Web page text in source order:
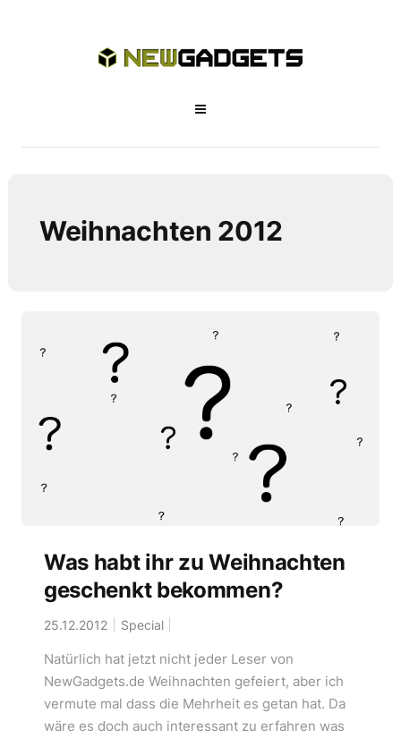
Weihnachten 2012
Was habt ihr zu Weihnachten
geschenkt bekommen?
25.12.2012 Special
Natürlich hat jetzt nicht jeder Leser von
NewGadgets.de Weihnachten gefeiert, aber ich
vermute mal dass die Mehrheit es getan hat. Da
wäre es doch auch interessant zu erfahren was